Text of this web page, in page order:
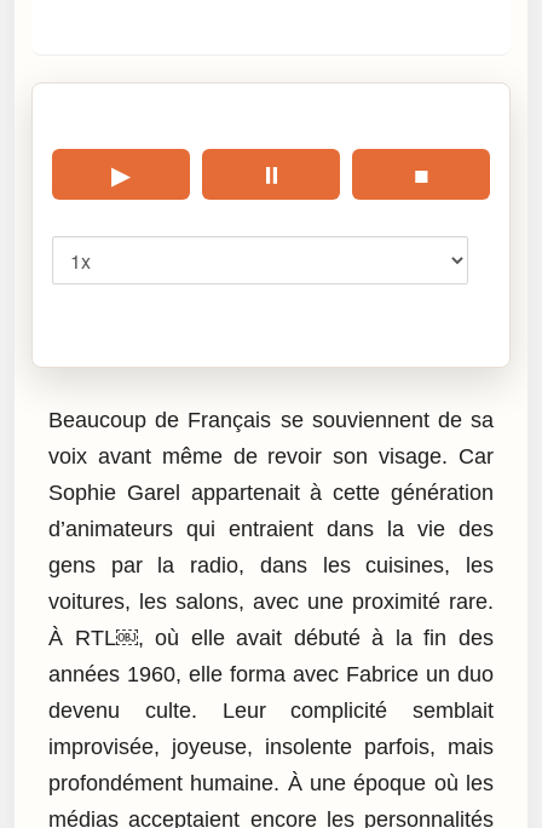
▶ ⏸ ■
Beaucoup de Français se souviennent de sa
voix avant même de revoir son visage. Car
Sophie Garel appartenait à cette génération
d’animateurs qui entraient dans la vie des
gens par la radio, dans les cuisines, les
voitures, les salons, avec une proximité rare.
À RTL￼, où elle avait débuté à la fin des
années 1960, elle forma avec Fabrice un duo
devenu culte. Leur complicité semblait
improvisée, joyeuse, insolente parfois, mais
profondément humaine. À une époque où les
médias acceptaient encore les personnalités